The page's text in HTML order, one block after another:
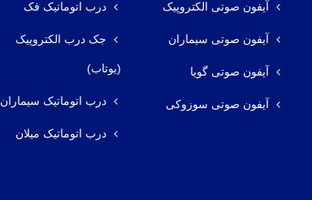
آیفون صوتی الکتروپیک
آیفون صوتی سیماران
آیفون صوتی گویا
آیفون صوتی سوزوکی
درب اتوماتیک فک
جک درب الکتروپیک
(یوتاب)
درب اتوماتیک سیماران
درب اتوماتیک میلان